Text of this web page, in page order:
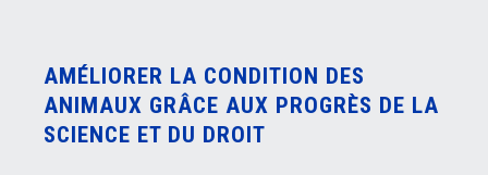
AMÉLIORER LA CONDITION DES
ANIMAUX GRÂCE AUX PROGRÈS DE LA
SCIENCE ET DU DROIT